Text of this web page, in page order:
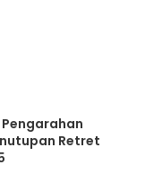
Retret